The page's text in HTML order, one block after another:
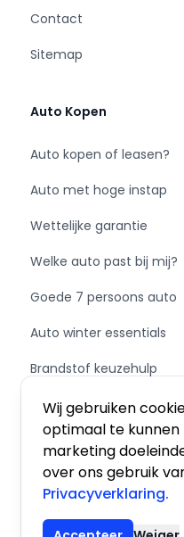
Wij gebruiken
optimaal te kunnen
marketing
over ons gebruik
Privacyverklaring.
Contact
Sitemap
Auto Kopen
Auto kopen of leasen?
Auto met hoge instap
Wettelijke garantie
Welke auto past bij mij?
Goede 7 persoons auto
Auto winter essentials
Brandstof keuzehulp
Schakel of automaat?